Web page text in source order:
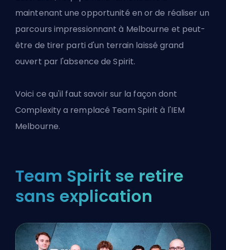
maintenant une opportunité en or de réaliser un
parcours impressionnant à Melbourne et peut-
être de tirer parti d'un terrain laissé grand
ouvert par l'absence de Spirit.
Voici ce qu'il faut savoir sur la façon dont
Complexity a remplacé Team Spirit à l'IEM
Melbourne.
Team Spirit se retire
sans explication